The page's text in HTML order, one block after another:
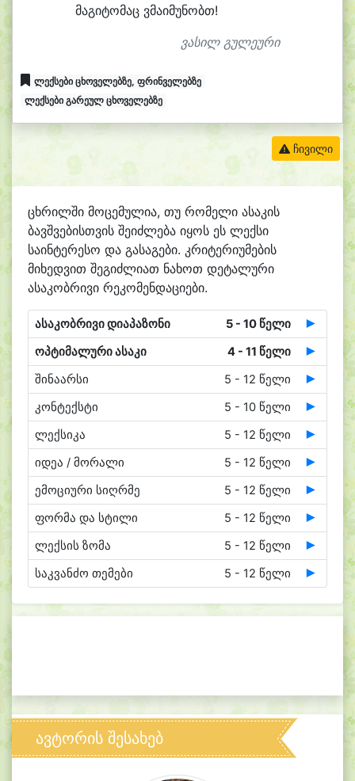
მაგიტომაც ვმაიმუნობთ!
ვასილ გულეური
ლექსები ცხოველებზე, ფრინველებზე
ლექსები გარეულ ცხოველებზე
ჩივილი
ცხრილში მოცემულია, თუ რომელი ასაკის
ბავშვებისთვის შეიძლება იყოს ეს ლექსი
საინტერესო და გასაგები. კრიტერიუმების
მიხედვით შეგიძლიათ ნახოთ დეტალური
ასაკობრივი რეკომენდაციები.
ასაკობრივი დიაპაზონი
5 - 10 წელი
ოპტიმალური ასაკი
4 - 11 წელი
შინაარსი
5 - 12 წელი
კონტექსტი
5 - 10 წელი
ლექსიკა
5 - 12 წელი
იდეა / მორალი
5 - 12 წელი
ემოციური სიღრმე
5 - 12 წელი
ფორმა და სტილი
5 - 12 წელი
ლექსის ზომა
5 - 12 წელი
საკვანძო თემები
5 - 12 წელი
ავტორის შესახებ